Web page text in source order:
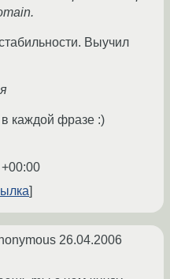
Выучил
каждой фразе :)
26.04.2006